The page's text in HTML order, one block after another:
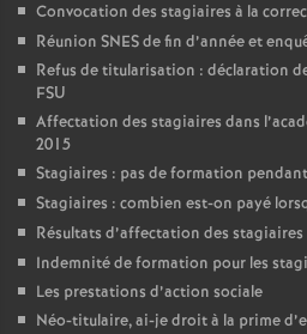
Convocation des stagiaires à la
Réunion SNES de fin d’année et
Refus de titularisation : déclaration
FSU
Affectation des stagiaires dans
2015
Stagiaires : pas de formation pendant
Stagiaires : combien est-on payé
Résultats d’affectation des stagiaires
Indemnité de formation pour les
Les prestations d’action sociale
Néo-titulaire, ai-je droit à la prime